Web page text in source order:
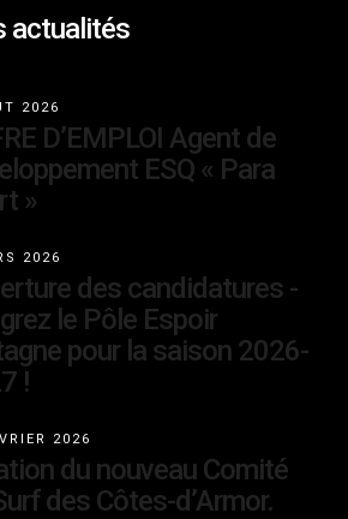
actualités
2026
D’EMPLOI Agent de
ESQ « Para
»
2026
des candidatures -
le Pôle Espoir
pour la saison 2026-
!
2026
du nouveau Comité
des Côtes-d’Armor.